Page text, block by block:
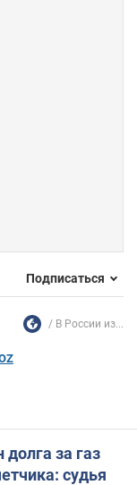
Подписаться
В России из...
за газ
судья